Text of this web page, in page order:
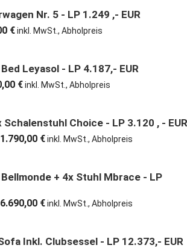
€790,00 €.Nr. 5 - LP 1.249 ,- EUR
€
€Aktueller
790,00 €.
inkl. MwSt., Abholpreis
Leyasol - LP 4.187,- EUR
€
€Aktueller
3.490,00 €.
inkl. MwSt., Abholpreis
Schalenstuhl Choice - LP 3.120 , - EUR
Ursprünglicher
3.120,00 €
1.790,00 €Aktueller
1.790,00 €.
inkl. MwSt., Abholpreis
+ 4x Stuhl Mbrace - LP
Ursprünglicher
8.899,00 €
6.690,00 €Aktueller
6.690,00 €.
inkl. MwSt., Abholpreis
Inkl. Clubsessel - LP 12.373,- EUR